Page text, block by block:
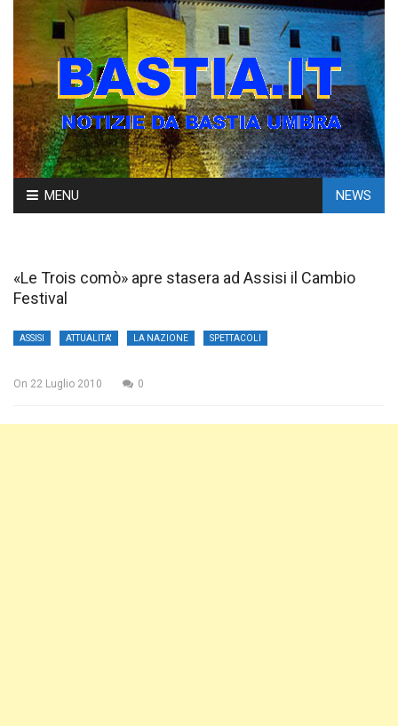
Skip
to
MENU NEWS
«Le Trois comò» apre stasera ad Assisi il Cambio
Festival
ASSISI ATTUALITA' LA NAZIONE SPETTACOLI
On 22 Luglio 2010 0